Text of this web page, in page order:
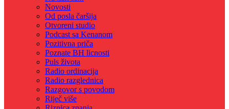
Novosti
Od posla čaršija
Otvoreni studio
Podcast sa Kenanom
Pozitivna priča
Poznate BH licnosti
Puls života
Radio ordinacija
Radio razglednica
Razgovor s povodom
Riječ više